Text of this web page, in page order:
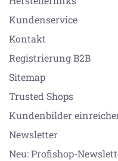
Kundenservice
Kontakt
Registrierung B2B
Sitemap
Trusted Shops
Kundenbilder
Newsletter
Neu: Profishop-